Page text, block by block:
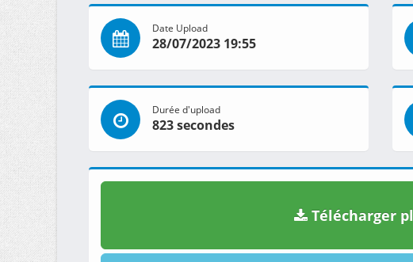
Date Upload
28/07/2023 19:55
Durée d'upload
823 secondes
Télécharger